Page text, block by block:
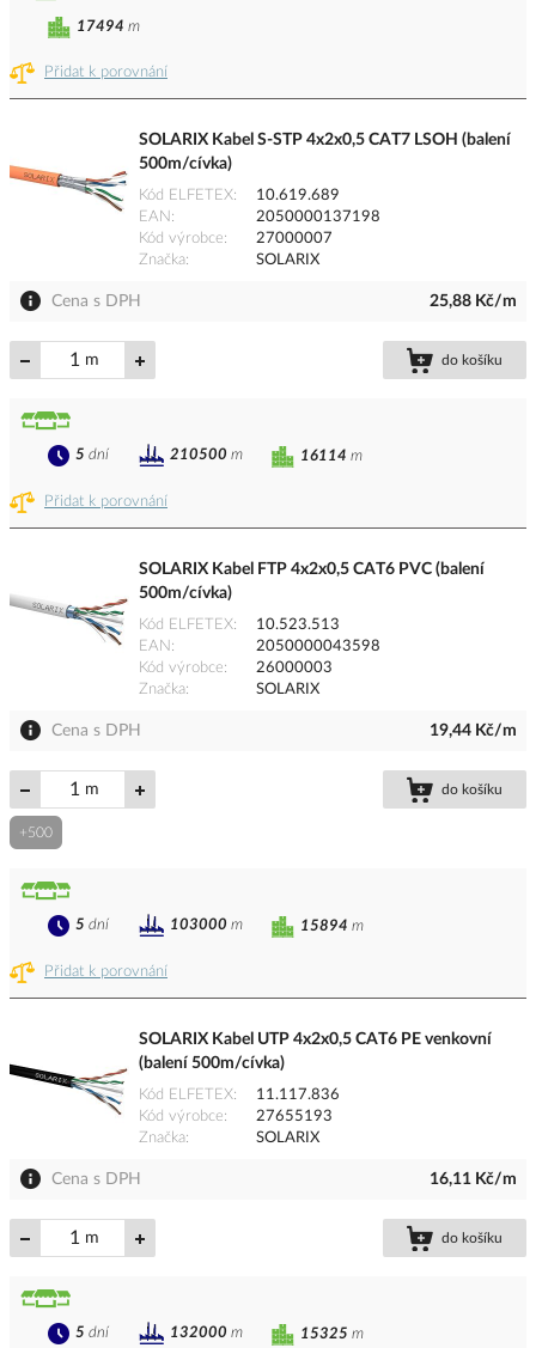
Přidat k porovnání
17494 m
SOLARIX Kabel S-STP 4x2x0,5 CAT7 LSOH (balení
500m/cívka)
Kód ELFETEX
10.619.689
EAN
2050000137198
Kód výrobce
27000007
Značka
SOLARIX
Cena s DPH 25,88 Kč/m
m do košíku
Přidat k porovnání
16114 m
5 dní 210500 m
SOLARIX Kabel FTP 4x2x0,5 CAT6 PVC (balení
500m/cívka)
Kód ELFETEX
10.523.513
EAN
2050000043598
Kód výrobce
26000003
Značka
SOLARIX
Cena s DPH 19,44 Kč/m
m do košíku
+500
Přidat k porovnání
15894 m
5 dní 103000 m
SOLARIX Kabel UTP 4x2x0,5 CAT6 PE venkovní
(balení 500m/cívka)
Kód ELFETEX
11.117.836
Kód výrobce
27655193
Značka
SOLARIX
Cena s DPH 16,11 Kč/m
m do košíku
15325 m
5 dní 132000 m